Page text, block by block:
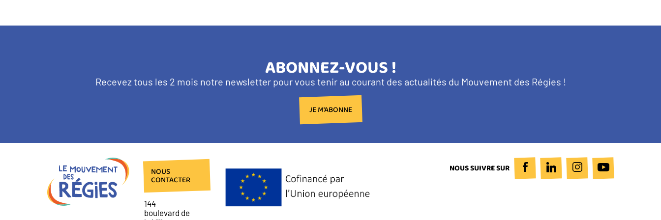
TITRE
BANDEAU
NEWSLETTER
ABONNEZ-VOUS !
Texte
Recevez tous les 2 mois notre newsletter pour vous tenir au courant des actualités du Mouvement des Régies !
JE M'ABONNE
NOUS
CONTACTER
144
boulevard de
Logo
Europe
NOUS SUIVRE SUR